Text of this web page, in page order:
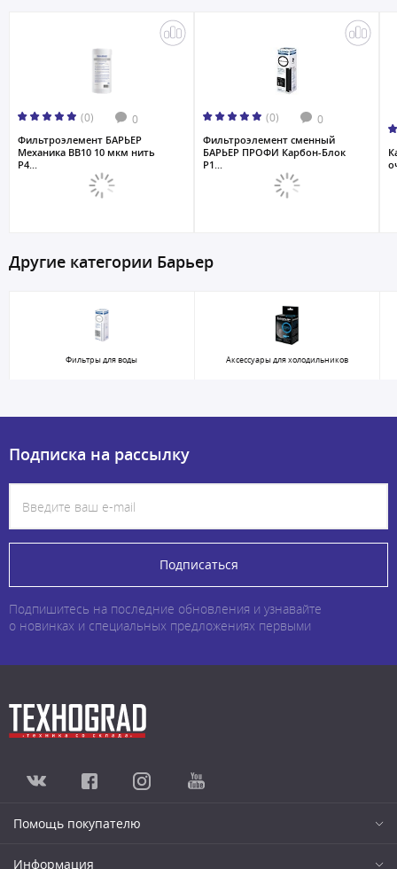
(0) 0
Фильтроэлемент БАРЬЕР
Механика ВВ10 10 мкм нить
Р4...
(0) 0
Фильтроэлемент сменный
БАРЬЕР ПРОФИ Карбон-Блок
Р1...
Другие категории Барьер
Фильтры для воды Аксессуары для холодильников
Подписка на рассылку
Подписаться
Подпишитесь на последние обновления и узнавайте
о новинках и специальных предложениях первыми
Помощь покупателю
Информация